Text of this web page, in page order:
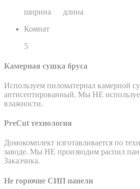
ширина длина
Комнат
5
Камерная сушка бруса
Используем пиломатериал камерной
антисептированный. Мы НЕ
влажности.
PreCut технология
Домокомплект изготавливается по
заводе. Мы НЕ производим распил
Заказчика.
Не горючие СИП панели